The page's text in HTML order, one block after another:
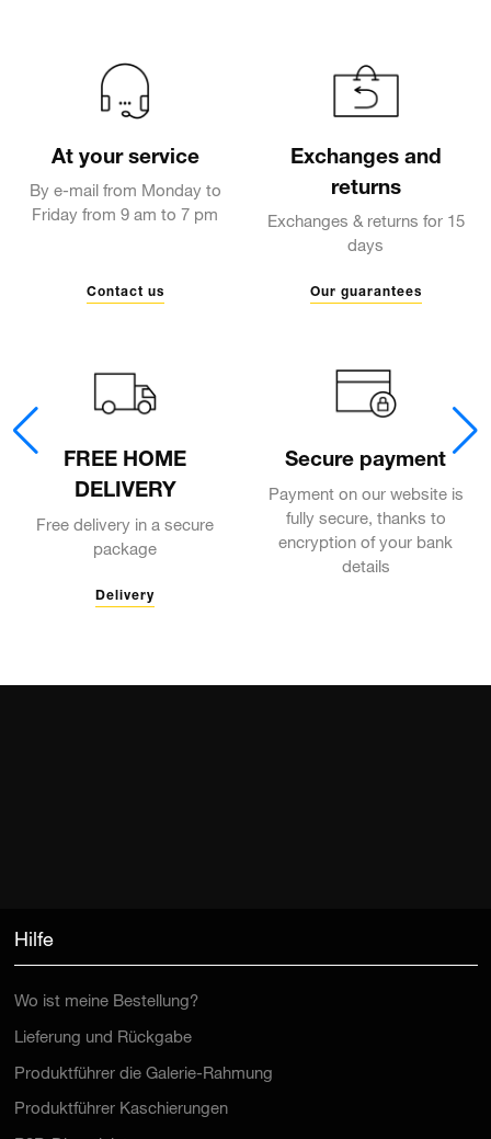
At your service
By e-mail from Monday to
Friday from 9 am to 7 pm
Contact us
Exchanges and
returns
Exchanges & returns for 15
days
Our guarantees
FREE HOME
DELIVERY
Free delivery in a secure
package
Delivery
Secure payment
Payment on our website is
fully secure, thanks to
encryption of your bank
details
Hilfe
Wo ist meine Bestellung?
Lieferung und Rückgabe
Produktführer die Galerie-Rahmung
Produktführer Kaschierungen